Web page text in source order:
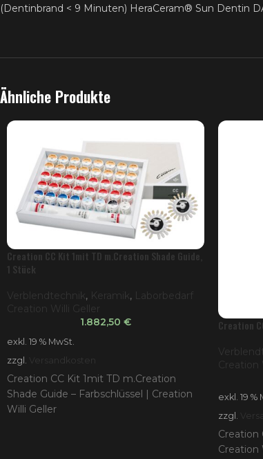
(Dentinbrand < 9 Minuten) HeraCeram® Sun Dentin
Ähnliche Produkte
Creation CC Kit 1mit TD m.Creation Shade Guide,
1 Stück
Verblendtechnik , Keramik , Laborbedarf
Creation Willi Geller
1.882,50 €
exkl. 19 % MwSt.
zzgl.
Versandkosten
Creation CC Kit 1mit TD m.Creation
Shade Guide – Farbschlüssel | Creation
Willi Geller
Creation
exkl. 19 %
zzgl.
Creation
Creation